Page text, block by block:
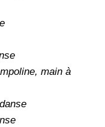
main à